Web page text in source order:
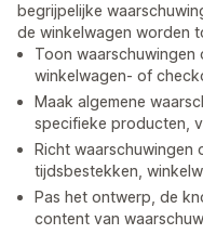
begrijpelijke
de winkelwagen worden
Toon
winkelwagen- of
Maak algemene
specifieke producten,
Richt
tijdsbestekken,
Pas het ontwerp, de
content van